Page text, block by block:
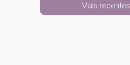
Mais recentes